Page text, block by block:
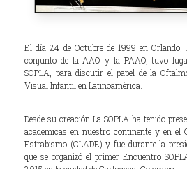
El día 24 de Octubre de 1999 en Orlando,
conjunto de la AAO y la PAAO, tuvo
SOPLA, para discutir el papel de la
Visual Infantil en Latinoamérica.
Desde su creación La SOPLA ha tenido
académicas en nuestro continente y en el
Estrabismo (CLADE) y fue durante la
que se organizó el primer Encuentro